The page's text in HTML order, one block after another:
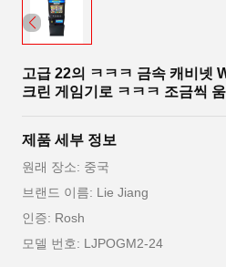
고급 22의 ㅋㅋㅋ 금속 캐비넷
크린 게임기로 ㅋㅋㅋ 조금씩
제품 세부 정보
원래 장소: 중국
브랜드 이름: Lie Jiang
인증: Rosh
모델 번호: LJPOGM2-24